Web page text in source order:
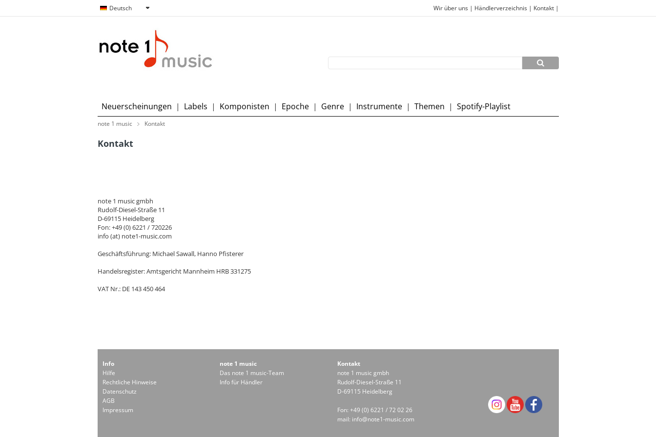
Deutsch Wir über uns| Händlerverzeichnis| Kontakt |
Neuerscheinungen | Labels | Komponisten | Epoche | Genre | Instrumente | Themen | Spotify-Playlist
note 1 music Kontakt
Kontakt
note 1 music gmbh
Rudolf-Diesel-Straße 11
D-69115 Heidelberg
Fon: +49 (0) 6221 / 720226
info (at) note1-music.com
Geschäftsführung: Michael Sawall, Hanno Pfisterer
Handelsregister: Amtsgericht Mannheim HRB 331275
VAT Nr.: DE 143 450 464
Info
Hilfe
Rechtliche Hinweise
Datenschutz
AGB
Impressum
note 1 music
Das note 1 music-Team
Info für Händler
Kontakt
note 1 music gmbh
Rudolf-Diesel-Straße 11
D-69115 Heidelberg
Fon: +49 (0) 6221 / 72 02 26
mail: info@note1-music.com